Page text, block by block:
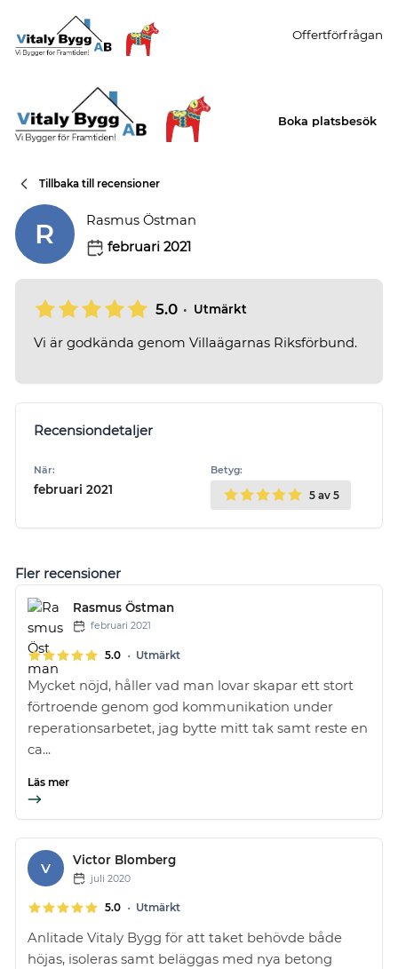
Offertförfrågan
Boka platsbesök
Tillbaka till recensioner
R
Rasmus Östman
februari 2021
5.0 • Utmärkt
Vi är godkända genom Villaägarnas Riksförbund.
Recensiondetaljer
När:
februari 2021
Betyg:
5 av 5
Fler recensioner
Rasmus Östman
februari 2021
5.0 • Utmärkt
Mycket nöjd, håller vad man lovar skapar ett stort
förtroende genom god kommunikation under
reperationsarbetet, jag bytte mitt tak samt reste en
ca...
Läs mer
V Victor Blomberg
juli 2020
5.0 • Utmärkt
Anlitade Vitaly Bygg för att taket behövde både
höjas, isoleras samt beläggas med nya betong